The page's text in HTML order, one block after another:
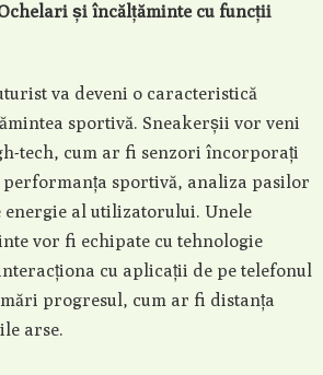
și încălțăminte cu funcții
va deveni o caracteristică
sportivă. Sneakerșii vor veni
tech, cum ar fi senzori încorporați
sportivă, analiza pasilor
energie al utilizatorului. Unele
vor fi echipate cu tehnologie
cu aplicații de pe telefonul
progresul, cum ar fi distanța
arse.